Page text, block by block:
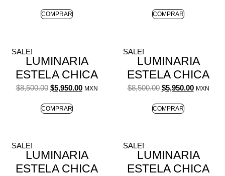
COMPRAR COMPRAR
SALE!
LUMINARIA
ESTELA CHICA
$8,500.00 $5,950.00 MXN
COMPRAR
SALE!
LUMINARIA
ESTELA CHICA
$8,500.00 $5,950.00 MXN
COMPRAR
SALE!
LUMINARIA
ESTELA CHICA
SALE!
LUMINARIA
ESTELA CHICA